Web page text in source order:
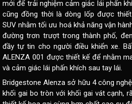
mới để trải nghiệm cảm giác lái phấn
cũng đồng thời là dòng lốp được
SUV nhằm tối ưu hoá khả năng vận
đường trơn trượt trong thành phố,
đầy tự tin cho người điều khiển xe.
ALENZA 001 được thiết kế để nhằm
và cảm giác lái phấn khích sau tay lái.
Bridgestone Alenza sở hữu 4 công
khối gai bo tròn với khối gai vát cạnh,